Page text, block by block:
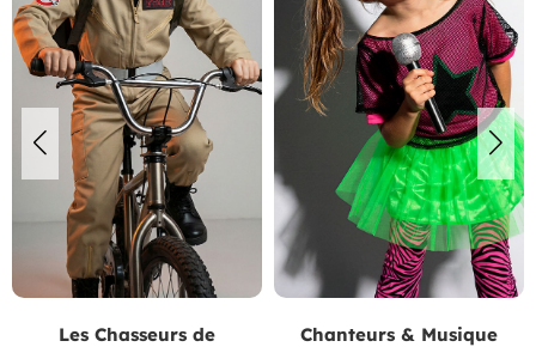
Chanteurs & Musique Tutús